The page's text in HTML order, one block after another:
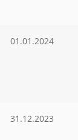
01.01.2024
31.12.2023